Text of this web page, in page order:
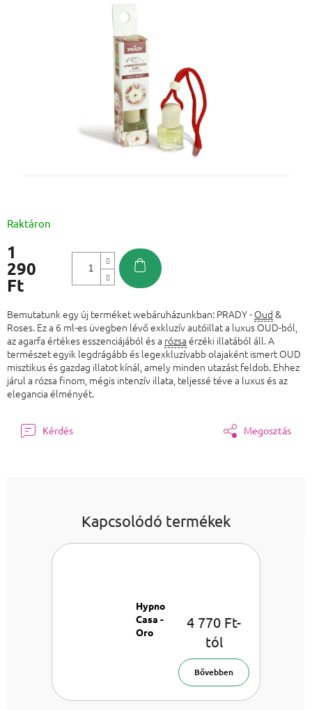
1
290
Ft
Raktáron
Bemutatunk egy új terméket webáruházunkban: PRADY - Oud &
Roses. Ez a 6 ml-es üvegben lévő exkluzív autóillat a luxus OUD-ból,
az agarfa értékes esszenciájából és a rózsa érzéki illatából áll. A
természet egyik legdrágább és legexkluzívabb olajaként ismert OUD
misztikus és gazdag illatot kínál, amely minden utazást feldob. Ehhez
járul a rózsa finom, mégis intenzív illata, teljessé téve a luxus és az
elegancia élményét.
Kérdés Megosztás
Kapcsolódó termékek
Hypno
Casa -
Oro
4 770 Ft-
tól
Bővebben